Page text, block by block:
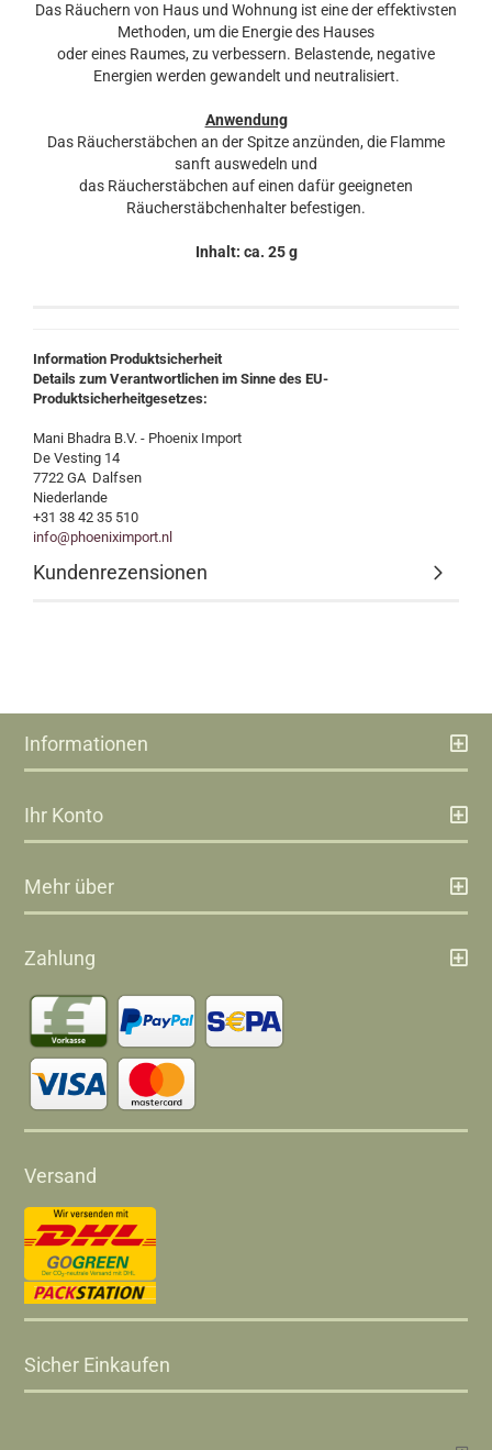
Das Räuchern von Haus und Wohnung ist eine der effektivsten
Methoden, um die Energie des Hauses
oder eines Raumes, zu verbessern. Belastende, negative
Energien werden gewandelt und neutralisiert.
Anwendung
Das Räucherstäbchen an der Spitze anzünden, die Flamme
sanft auswedeln und
das Räucherstäbchen auf einen dafür geeigneten
Räucherstäbchenhalter befestigen.
Inhalt: ca. 25 g
Information Produktsicherheit
Details zum Verantwortlichen im Sinne des EU-
Produktsicherheitgesetzes:
Mani Bhadra B.V. - Phoenix Import
De Vesting 14
7722 GA Dalfsen
Niederlande
+31 38 42 35 510
info@phoeniximport.nl
Kundenrezensionen
Informationen
Ihr Konto
Mehr über
Zahlung
Versand
Sicher Einkaufen